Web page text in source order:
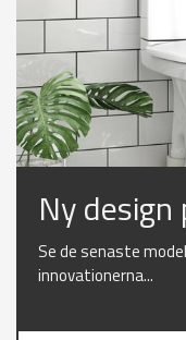
Ny
Se de senaste
innovationerna...